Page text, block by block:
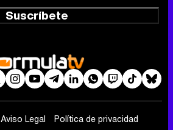
Suscríbete
Aviso Legal
Política de privacidad